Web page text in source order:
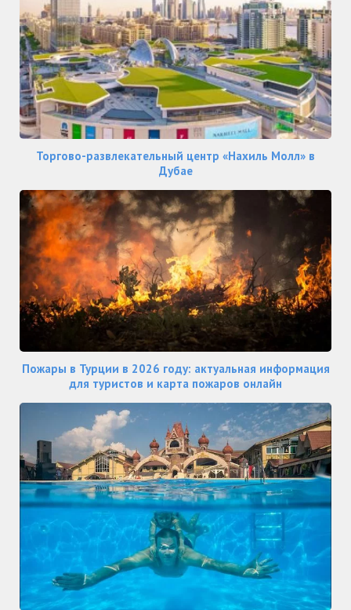
Торгово-развлекательный центр «Нахиль Молл» в
Дубае
Пожары в Турции в 2026 году: актуальная информация
для туристов и карта пожаров онлайн